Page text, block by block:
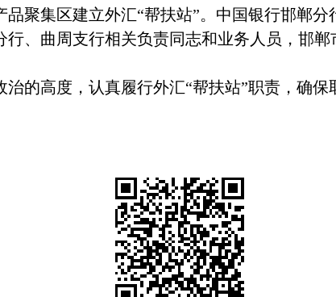
聚集区建立外汇“帮扶站”。中国银行邯郸
、曲周支行相关负责同志和业务人员，邯
的高度，认真履行外汇“帮扶站”职责，确